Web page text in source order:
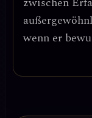
wenn er